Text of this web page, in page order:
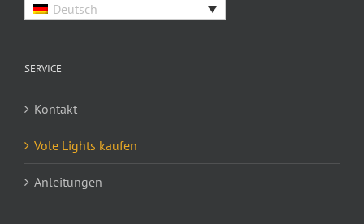
Deutsch
SERVICE
Kontakt
Vole Lights kaufen
Anleitungen